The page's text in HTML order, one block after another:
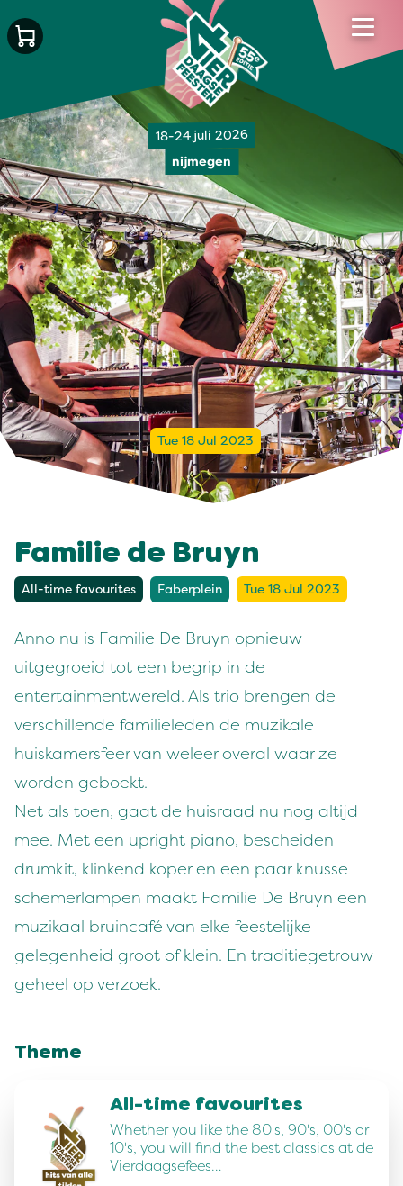
18-24 juli 2026
nijmegen
Tue 18 Jul 2023
Familie de Bruyn
All-time favourites Faberplein Tue 18 Jul 2023
Anno nu is Familie De Bruyn opnieuw
uitgegroeid tot een begrip in de
entertainmentwereld. Als trio brengen de
verschillende familieleden de muzikale
huiskamersfeer van weleer overal waar ze
worden geboekt.
Net als toen, gaat de huisraad nu nog altijd
mee. Met een upright piano, bescheiden
drumkit, klinkend koper en een paar knusse
schemerlampen maakt Familie De Bruyn een
muzikaal bruincafé van elke feestelijke
gelegenheid groot of klein. En traditiegetrouw
geheel op verzoek.
Theme
All-time favourites
Whether you like the 80's, 90's, 00's or
10's, you will find the best classics at de
Vierdaagsefees…